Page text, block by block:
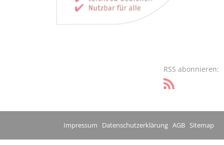
RSS abonnieren:
Impressum Datenschutzerklärung AGB Sitemap